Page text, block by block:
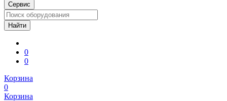
Сервис
0
0
Корзина
0
Корзина